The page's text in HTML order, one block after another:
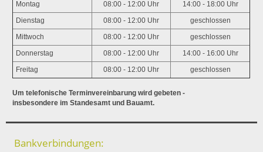
Montag 08:00 - 12:00 Uhr 14:00 - 18:00 Uhr
Dienstag 08:00 - 12:00 Uhr geschlossen
Mittwoch 08:00 - 12:00 Uhr geschlossen
Donnerstag 08:00 - 12:00 Uhr 14:00 - 16:00 Uhr
Freitag 08:00 - 12:00 Uhr geschlossen
Um telefonische Terminvereinbarung wird gebeten -
insbesondere im Standesamt und Bauamt.
Bankverbindungen: